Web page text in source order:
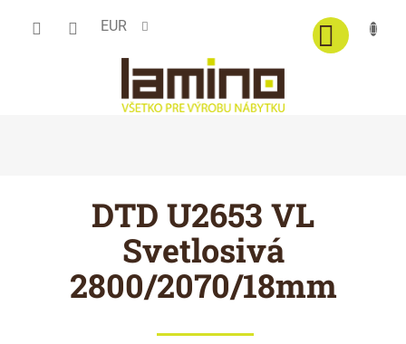
EUR
DTD U2653 VL
Svetlosivá
2800/2070/18mm